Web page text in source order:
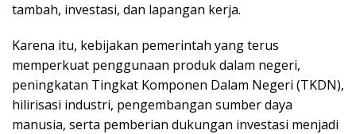
tambah, investasi, dan lapangan kerja.
Karena itu, kebijakan pemerintah yang terus
memperkuat penggunaan produk dalam negeri,
peningkatan Tingkat Komponen Dalam Negeri (TKDN),
hilirisasi industri, pengembangan sumber daya
manusia, serta pemberian dukungan investasi menjadi